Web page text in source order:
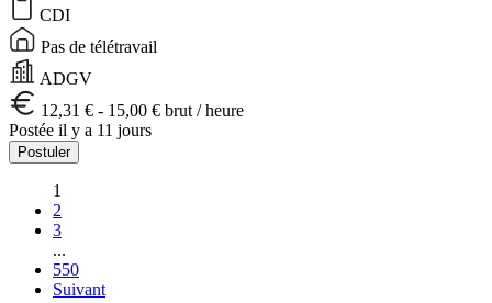
CDI
Pas de télétravail
ADGV
12,31 € - 15,00 € brut / heure
Postée il y a 11 jours
Postuler
1
2
3
...
550
Suivant